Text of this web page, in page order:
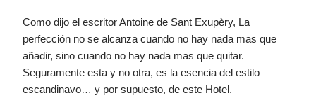
Como dijo el escritor Antoine de Sant Exupèry, La
perfección no se alcanza cuando no hay nada mas que
añadir, sino cuando no hay nada mas que quitar.
Seguramente esta y no otra, es la esencia del estilo
escandinavo… y por supuesto, de este Hotel.